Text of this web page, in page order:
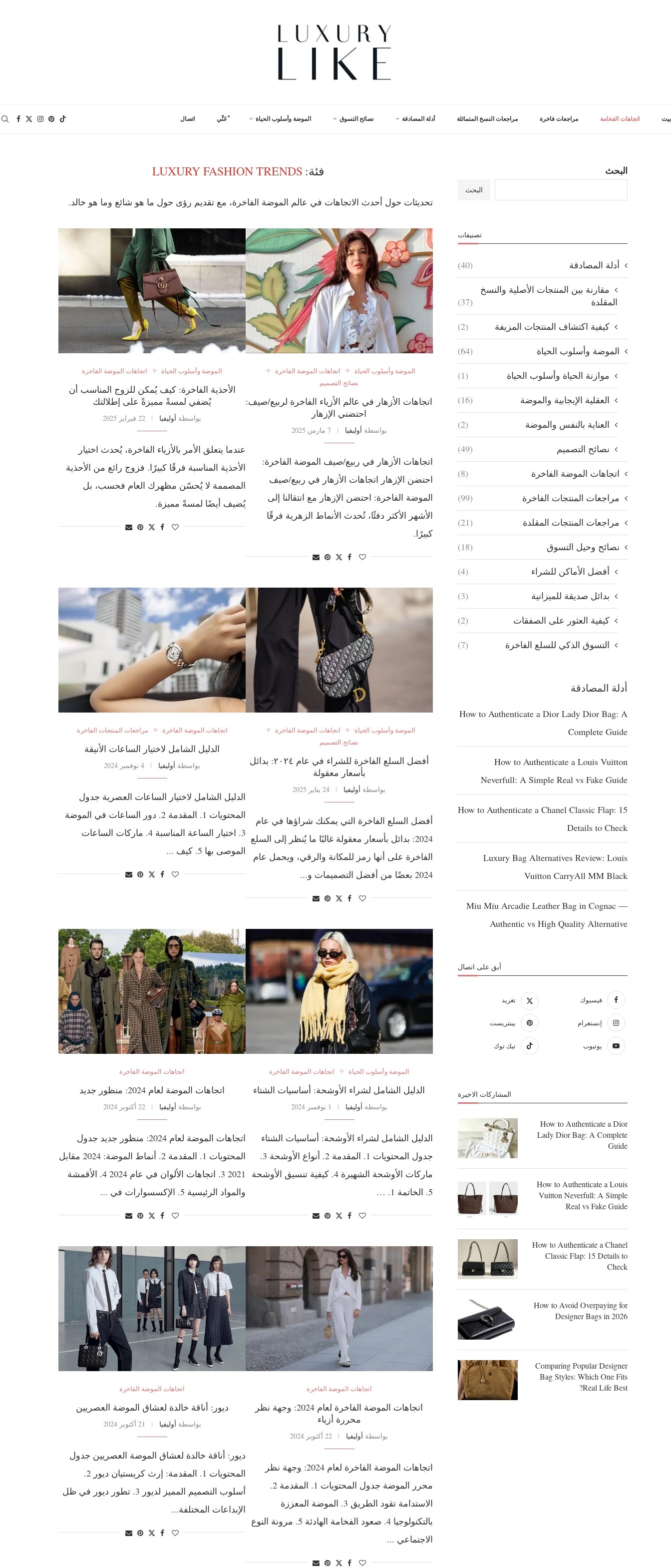
بيت اتجاهات الفخامة مراجعات فاخرة مراجعات النسخ المتماثلة أدلة المصادقة نصائح التسوق الموضة وأسلوب الحياة ْعَنِّي اتصال
فئة: LUXURY FASHION TRENDS
تحديثات حول أحدث الاتجاهات في عالم الموضة الفاخرة، مع تقديم رؤى حول ما هو شائع وما هو خالد.
الموضة وأسلوب الحياة
اتجاهات الموضة الفاخرة
نصائح التصميم
اتجاهات الأزهار في عالم الأزياء الفاخرة لربيع/صيف:
احتضني الإزهار
بواسطة أوليفيا 7 مارس 2025
اتجاهات الأزهار في ربيع/صيف الموضة الفاخرة:
احتضن الإزهار اتجاهات الأزهار في ربيع/صيف
الموضة الفاخرة: احتضن الإزهار مع انتقالنا إلى
الأشهر الأكثر دفئًا، تُحدث الأنماط الزهرية فرقًا
كبيرًا.
الموضة وأسلوب الحياة اتجاهات الموضة الفاخرة
الأحذية الفاخرة: كيف يُمكن للزوج المناسب أن
يُضفي لمسةً مميزةً على إطلالتك
بواسطة أوليفيا 22 فبراير 2025
عندما يتعلق الأمر بالأزياء الفاخرة، يُحدث اختيار
الأحذية المناسبة فرقًا كبيرًا. فزوج رائع من الأحذية
المصممة لا يُحسّن مظهرك العام فحسب، بل
يُضيف أيضًا لمسةً مميزة.
الموضة وأسلوب الحياة
اتجاهات الموضة الفاخرة
نصائح التصميم
أفضل السلع الفاخرة للشراء في عام ٢٠٢٤: بدائل
بأسعار معقولة
بواسطة أوليفيا 24 يناير 2025
أفضل السلع الفاخرة التي يمكنك شراؤها في عام
2024: بدائل بأسعار معقولة غالبًا ما يُنظر إلى السلع
الفاخرة على أنها رمز للمكانة والرقي، ويحمل عام
2024 بعضًا من أفضل التصميمات و...
اتجاهات الموضة الفاخرة مراجعات المنتجات الفاخرة
الدليل الشامل لاختيار الساعات الأنيقة
بواسطة أوليفيا 4 نوفمبر 2024
الدليل الشامل لاختيار الساعات العصرية جدول
المحتويات 1. المقدمة 2. دور الساعات في الموضة
3. اختيار الساعة المناسبة 4. ماركات الساعات
الموصى بها 5. كيف ...
الموضة وأسلوب الحياة اتجاهات الموضة الفاخرة
الدليل الشامل لشراء الأوشحة: أساسيات الشتاء
بواسطة أوليفيا 1 نوفمبر 2024
الدليل الشامل لشراء الأوشحة: أساسيات الشتاء
جدول المحتويات 1. المقدمة 2. أنواع الأوشحة 3.
ماركات الأوشحة الشهيرة 4. كيفية تنسيق الأوشحة
5. الخاتمة 1. …
اتجاهات الموضة الفاخرة
اتجاهات الموضة لعام 2024: منظور جديد
بواسطة أوليفيا 22 أكتوبر 2024
اتجاهات الموضة لعام 2024: منظور جديد جدول
المحتويات 1. المقدمة 2. أنماط الموضة: 2024 مقابل
2021 3. اتجاهات الألوان في عام 2024 4. الأقمشة
والمواد الرئيسية 5. الإكسسوارات في ...
اتجاهات الموضة الفاخرة
اتجاهات الموضة الفاخرة لعام 2024: وجهة نظر
محررة أزياء
بواسطة أوليفيا 22 أكتوبر 2024
اتجاهات الموضة الفاخرة لعام 2024: وجهة نظر
محرر الموضة جدول المحتويات 1. المقدمة 2.
الاستدامة تقود الطريق 3. الموضة المعززة
بالتكنولوجيا 4. صعود الفخامة الهادئة 5. مرونة النوع
الاجتماعي ...
اتجاهات الموضة الفاخرة
ديور: أناقة خالدة لعشاق الموضة العصريين
بواسطة أوليفيا 21 أكتوبر 2024
ديور: أناقة خالدة لعشاق الموضة العصريين جدول
المحتويات 1. المقدمة: إرث كريستيان ديور 2.
أسلوب التصميم المميز لديور 3. تطور ديور في ظل
الإبداعات المختلفة...
البحث
البحث
تصنيفات
أدلة المصادقة (40)
مقارنة بين المنتجات الأصلية والنسخ
المقلدة
(37)
كيفية اكتشاف المنتجات المزيفة (2)
الموضة وأسلوب الحياة (64)
موازنة الحياة وأسلوب الحياة (1)
العقلية الإيجابية والموضة (16)
العناية بالنفس والموضة (2)
نصائح التصميم (49)
اتجاهات الموضة الفاخرة (8)
مراجعات المنتجات الفاخرة (99)
مراجعات المنتجات المقلدة (21)
نصائح وحيل التسوق (18)
أفضل الأماكن للشراء (4)
بدائل صديقة للميزانية (3)
كيفية العثور على الصفقات (2)
التسوق الذكي للسلع الفاخرة (7)
أدلة المصادقة
How to Authenticate a Dior Lady Dior Bag: A
Complete Guide
How to Authenticate a Louis Vuitton
Neverfull: A Simple Real vs Fake Guide
How to Authenticate a Chanel Classic Flap: 15
Details to Check
Luxury Bag Alternatives Review: Louis
Vuitton CarryAll MM Black
Miu Miu Arcadie Leather Bag in Cognac —
Authentic vs High Quality Alternative
أبق على اتصال
فيسبوك تغريد
إنستغرام بينتريست
يوتيوب تيك توك
المشاركات الاخيرة
How to Authenticate a Dior
Lady Dior Bag: A Complete
Guide
How to Authenticate a Louis
Vuitton Neverfull: A Simple
Real vs Fake Guide
How to Authenticate a Chanel
Classic Flap: 15 Details to
Check
How to Avoid Overpaying for
Designer Bags in 2026
Comparing Popular Designer
Bag Styles: Which One Fits
Real Life Best?